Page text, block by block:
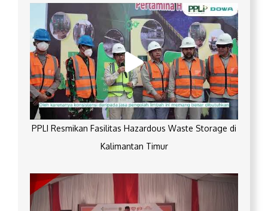
PPLI Resmikan Fasilitas Hazardous Waste Storage di
Kalimantan Timur